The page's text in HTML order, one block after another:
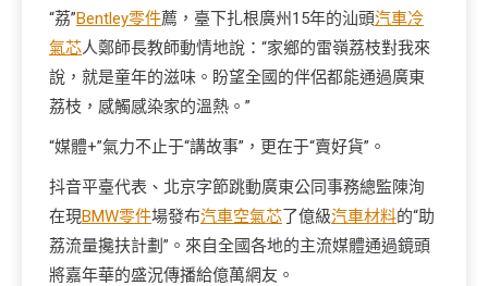
“荔”Bentley零件薦，臺下扎根廣州15年的汕頭汽車冷
氣芯人鄭師長教師動情地說：“家鄉的雷嶺荔枝對我來
說，就是童年的滋味。盼望全國的伴侶都能通過廣東
荔枝，感觸感染家的溫熱。”
“媒體+”氣力不止于“講故事”，更在于“賣好貨”。
抖音平臺代表、北京字節跳動廣東公同事務總監陳洵
在現BMW零件場發布汽車空氣芯了億級汽車材料的“助
荔流量攙扶計劃”。來自全國各地的主流媒體通過鏡頭
將嘉年華的盛況傳播給億萬網友。